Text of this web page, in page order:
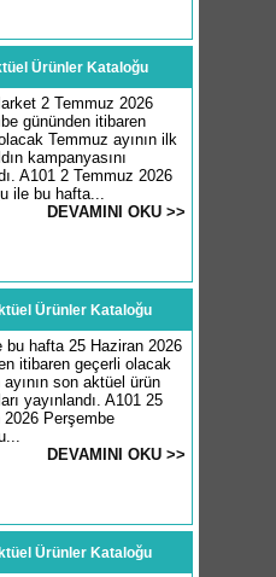
Ürünler Kataloğu
2 Temmuz 2026
gününden itibaren
Temmuz ayının ilk
kampanyasını
A101 2 Temmuz 2026
ile bu hafta...
DEVAMINI OKU >>
Ürünler Kataloğu
bu hafta 25 Haziran 2026
itibaren geçerli olacak
ayının son aktüel ürün
yayınlandı. A101 25
2026 Perşembe
DEVAMINI OKU >>
Ürünler Kataloğu